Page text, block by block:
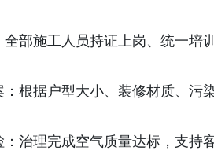
全部施工人员持证上岗、统一培
：根据户型大小、装修材质、污
治理完成空气质量达标，支持